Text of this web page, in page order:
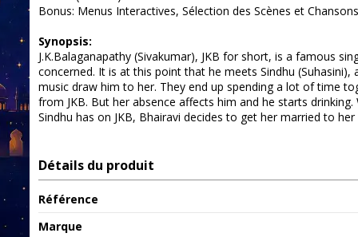
Bonus: Menus Interactives, Sélection des Scènes et
Synopsis:
J.K.Balaganapathy (Sivakumar), JKB for short, is a famous
concerned. It is at this point that he meets Sindhu
music draw him to her. They end up spending a lot of time
from JKB. But her absence affects him and he starts
Sindhu has on JKB, Bhairavi decides to get her married to
Détails du produit
Référence
Marque